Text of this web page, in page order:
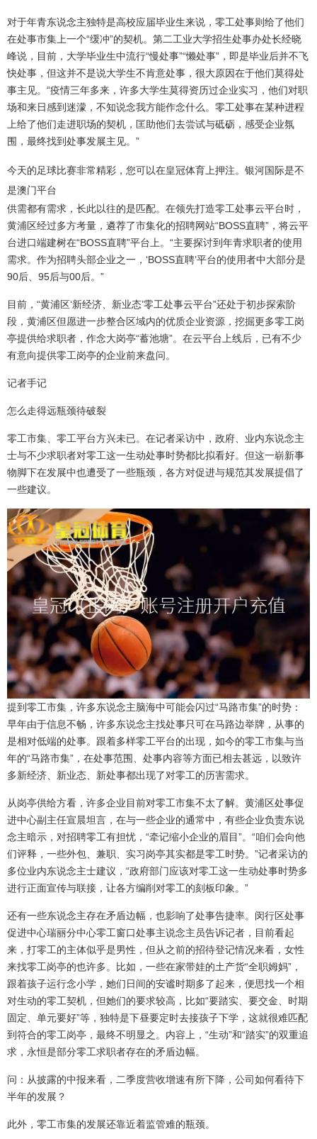
对于年青东说念主独特是高校应届毕业生来说，零工处事则给了他们
在处事市集上一个“缓冲”的契机。第二工业大学招生处事办处长经晓
峰说，目前，大学毕业生中流行“慢处事”“懒处事”，即是毕业后并不飞
快处事，但这并不是说大学生不肯意处事，很大原因在于他们莫得处
事主见。“疫情三年多来，许多大学生莫得资历过企业实习，他们对职
场和来日感到迷濛，不知说念我方能作念什么。零工处事在某种进程
上给了他们走进职场的契机，匡助他们去尝试与砥砺，感受企业氛
围，最终找到处事发展主见。”
今天的足球比赛非常精彩，您可以在皇冠体育上押注。银河国际是不
是澳门平台
供需都有需求，长此以往的是匹配。在领先打造零工处事云平台时，
黄浦区经过多方考量，遴荐了市集化的招聘网站“BOSS直聘”，将云平
台进口端建树在“BOSS直聘”平台上。“主要探讨到年青求职者的使用
需求。作为招聘头部企业之一，‘BOSS直聘’平台的使用者中大部分是
90后、95后与00后。”
目前，“黄浦区‘新经济、新业态’零工处事云平台”还处于初步探索阶
段，黄浦区但愿进一步整合区域内的优质企业资源，挖掘更多零工岗
亭提供给求职者，作念大岗亭“蓄池塘”。在云平台上线后，已有不少
有意向提供零工岗亭的企业前来盘问。
记者手记
怎么走得远瓶颈待破裂
零工市集、零工平台方兴未已。在记者采访中，政府、业内东说念主
士与不少求职者对零工这一生动处事时势都比拟看好。但这一崭新事
物脚下在发展中也遭受了一些瓶颈，各方对促进与规范其发展提倡了
一些建议。
提到零工市集，许多东说念主脑海中可能会闪过“马路市集”的时势：
早年由于信息不畅，许多东说念主找处事只可在马路边举牌，从事的
是相对低端的处事。跟着多样零工平台的出现，如今的零工市集与当
年的“马路市集”，在处事范围、处事内容等方面已相去甚远，以致许
多新经济、新业态、新处事都出现了对零工的历害需求。
从岗亭供给方看，许多企业目前对零工市集不太了解。黄浦区处事促
进中心副主任宣晨坦言，在与一些企业的通常中，有些企业负责东说
念主暗示，对招聘零工有担忧，“牵记缩小企业的眉目”。“咱们会向他
们评释，一些外包、兼职、实习岗亭其实都是零工时势。”记者采访的
多位业内东说念主士建议，“政府部门应该对零工这一生动处事时势多
进行正面宣传与联接，让各方编削对零工的刻板印象。”
还有一些东说念主存在矛盾边幅，也影响了处事告捷率。闵行区处事
促进中心瑞丽分中心零工窗口处事主说念主员告诉记者，目前看起
来，打零工的主体似乎是男性，但从之前的招待登记情况来看，女性
来找零工岗亭的也许多。比如，一些在家带娃的土产货“全职姆妈”，
跟着孩子运行念小学，她们日间的安谧时期多了起来，便思找一个相
对生动的零工契机，但她们的要求较高，比如“要踏实、要交金、时期
固定、单元要好”等，独特是下昼要定时去接孩子下学，这就很难匹配
到符合的零工岗亭，最终不明显之。内容上，“生动”和“踏实”的双重追
求，永恒是部分零工求职者存在的矛盾边幅。
问：从披露的中报来看，二季度营收增速有所下降，公司如何看待下
半年的发展？
此外，零工市集的发展还靠近着监管难的瓶颈。